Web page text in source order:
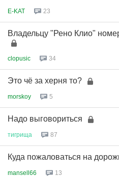
E-KAT 23
Владельцу "Рено Клио"
clopusic 34
Это чё за херня то?
morskoy 5
Надо выговориться
тигрища 87
Куда пожаловаться на
mansell66 13